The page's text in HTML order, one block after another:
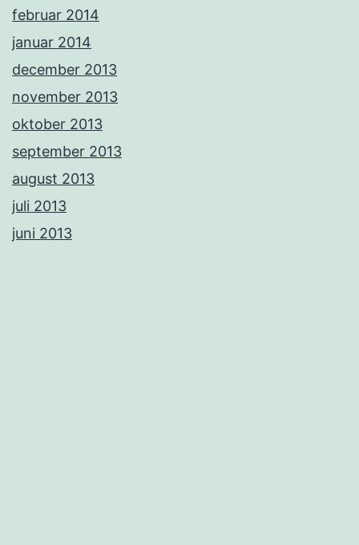
februar 2014
januar 2014
december 2013
november 2013
oktober 2013
september 2013
august 2013
juli 2013
juni 2013